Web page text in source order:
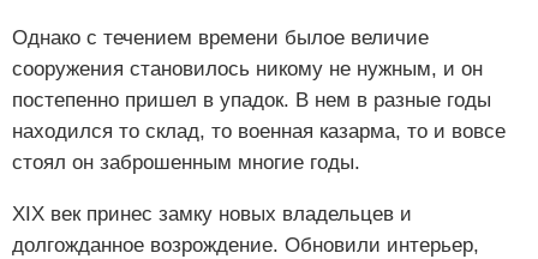
Однако с течением времени былое величие
сооружения становилось никому не нужным, и он
постепенно пришел в упадок. В нем в разные годы
находился то склад, то военная казарма, то и вовсе
стоял он заброшенным многие годы.
XIX век принес замку новых владельцев и
долгожданное возрождение. Обновили интерьер,